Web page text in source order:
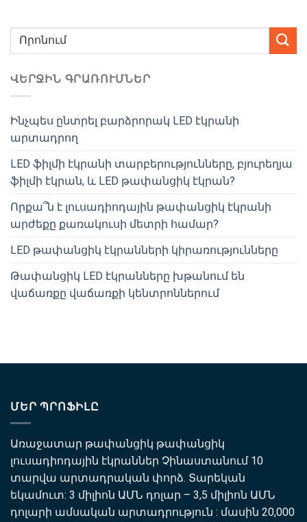
ՎԵՐՋԻՆ ԳՐԱՌՈՒՄՆԵՐ
Ինչպես ընտրել բարձրորակ LED էկրանի
արտադրող
LED ֆիլմի էկրանի տարբերությունները, բյուրեղյա
ֆիլմի էկրան, և LED թափանցիկ էկրան?
Որքա՞ն է լուսադիոդային թափանցիկ էկրանի
արժեքը քառակուսի մետրի համար?
LED թափանցիկ էկրանների կիրառությունները
Թափանցիկ LED էկրանները խթանում են
վաճառքը վաճառքի կենտրոններում
ՄԵՐ ՊՐՈՖԻԼԸ
Առաջատար թափանցիկ թափանցիկ
լուսադիոդային էկրաններ Չինաստանում 10
տարվա արտադրական փորձ. Տարեկան
եկամուտ: 3 միլիոն ԱՄՆ դոլար – 3,5 միլիոն ԱՄՆ
դոլարի ամսական արտադրություն : մասին 20,000